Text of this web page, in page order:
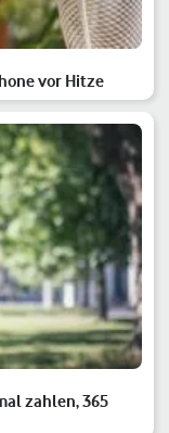
vor Hitze
zahlen, 365